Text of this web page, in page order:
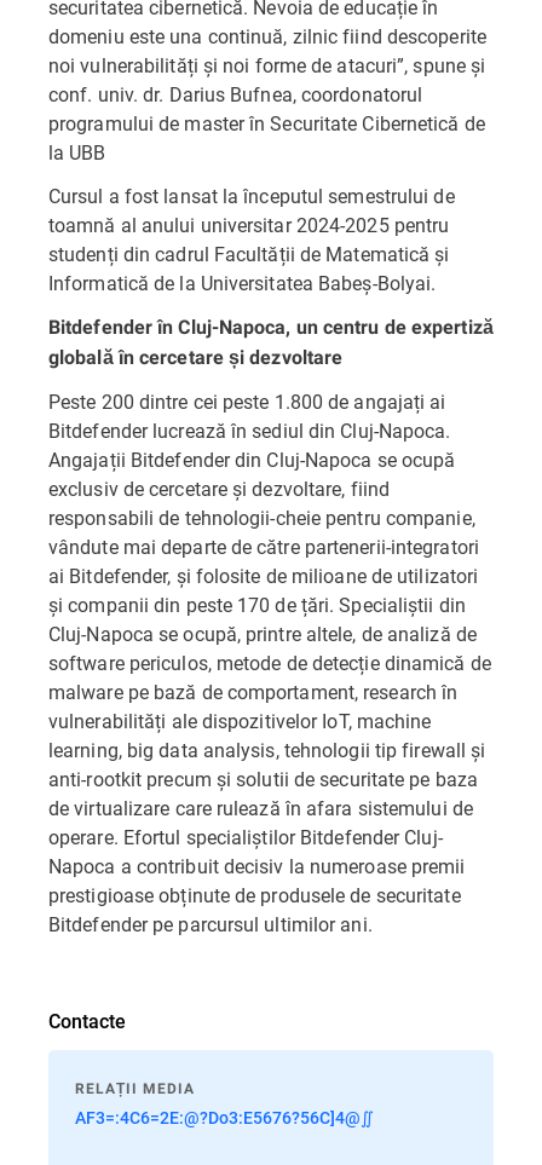
securitatea cibernetică. Nevoia de educație în
domeniu este una continuă, zilnic fiind descoperite
noi vulnerabilități și noi forme de atacuri”, spune și
conf. univ. dr. Darius Bufnea, coordonatorul
programului de master în Securitate Cibernetică de
la UBB
Cursul a fost lansat la începutul semestrului de
toamnă al anului universitar 2024-2025 pentru
studenți din cadrul Facultății de Matematică și
Informatică de la Universitatea Babeș-Bolyai.
Bitdefender în Cluj-Napoca, un centru de expertiză
globală în cercetare și dezvoltare
Peste 200 dintre cei peste 1.800 de angajați ai
Bitdefender lucrează în sediul din Cluj-Napoca.
Angajații Bitdefender din Cluj-Napoca se ocupă
exclusiv de cercetare și dezvoltare, fiind
responsabili de tehnologii-cheie pentru companie,
vândute mai departe de către partenerii-integratori
ai Bitdefender, și folosite de milioane de utilizatori
și companii din peste 170 de țări. Specialiștii din
Cluj-Napoca se ocupă, printre altele, de analiză de
software periculos, metode de detecție dinamică de
malware pe bază de comportament, research în
vulnerabilități ale dispozitivelor IoT, machine
learning, big data analysis, tehnologii tip firewall și
anti-rootkit precum și solutii de securitate pe baza
de virtualizare care rulează în afara sistemului de
operare. Efortul specialiștilor Bitdefender Cluj-
Napoca a contribuit decisiv la numeroase premii
prestigioase obținute de produsele de securitate
Bitdefender pe parcursul ultimilor ani.
Contacte
RELAȚII MEDIA
AF3=:4C6=2E:@?Do3:E5676?56C]4@∬